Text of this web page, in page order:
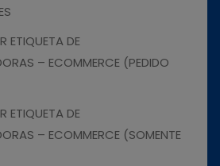
ETIQUETA DE
– ECOMMERCE (PEDIDO
ETIQUETA DE
– ECOMMERCE (SOMENTE